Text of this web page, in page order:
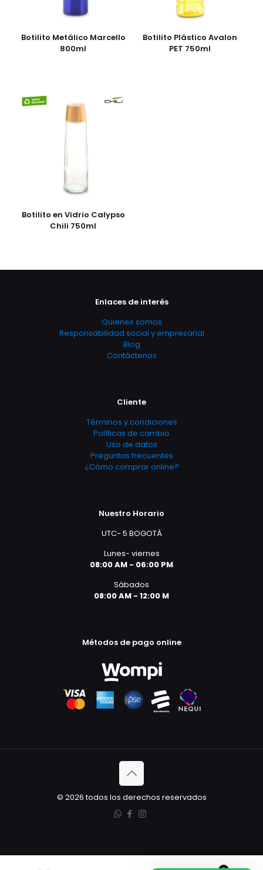
Botilito Metálico Marcello
800ml
Botilito Plástico Avalon
PET 750ml
Botilito en Vidrio Calypso
Chili 750ml
Enlaces de interés
Quienes somos
Responsabilidad social y empresarial
Blog
Contáctenos
Cliente
Términos y condiciones
Políticas de cambio
Uso de datos
Preguntas frecuentes
¿Cómo comprar online?
Nuestro Horario
UTC- 5 BOGOTÁ
Lunes- viernes
08:00 AM - 06:00 PM
Sábados
08:00 AM - 12:00 M
Métodos de pago online
© 2026 todos los derechos reservados